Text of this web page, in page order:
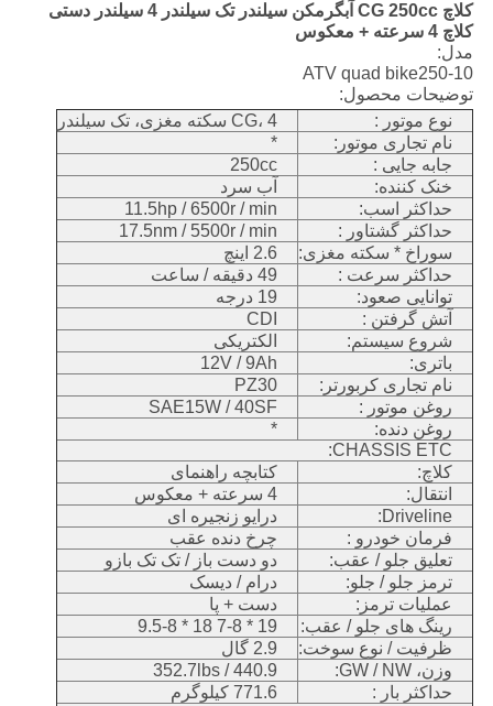
کلاچ CG 250cc آبگرمکن سیلندر تک سیلندر 4 سیلندر دستی
کلاچ 4 سرعته + معکوس
مدل:
ATV quad bike250-10
توضیحات محصول:
نوع موتور :
CG، 4 سکته مغزی، تک سیلندر
نام تجاری موتور:
*
جابه جایی :
250cc
خنک کننده:
آب سرد
حداکثر اسب:
11.5hp / 6500r / min
حداکثر گشتاور :
17.5nm / 5500r / min
سوراخ * سکته مغزی:
2.6 اینچ
حداکثر سرعت :
49 دقیقه / ساعت
توانایی صعود:
19 درجه
آتش گرفتن :
CDI
شروع سیستم:
الکتریکی
باتری:
12V / 9Ah
نام تجاری کربورتر:
PZ30
روغن موتور :
SAE15W / 40SF
روغن دنده:
*
CHASSIS ETC:
کلاچ:
کتابچه راهنمای
انتقال:
4 سرعته + معکوس
Driveline:
درایو زنجیره ای
فرمان خودرو :
چرخ دنده عقب
تعلیق جلو / عقب:
دو دست باز / تک تک بازو
ترمز جلو / جلو:
درام / دیسک
عملیات ترمز:
دست + پا
رینگ های جلو / عقب:
19 * 7-8 18 * 9.5-8
ظرفیت / نوع سوخت:
2.9 گال
وزن، GW / NW:
440.9 / 352.7lbs
حداکثر بار :
771.6 کیلوگرم